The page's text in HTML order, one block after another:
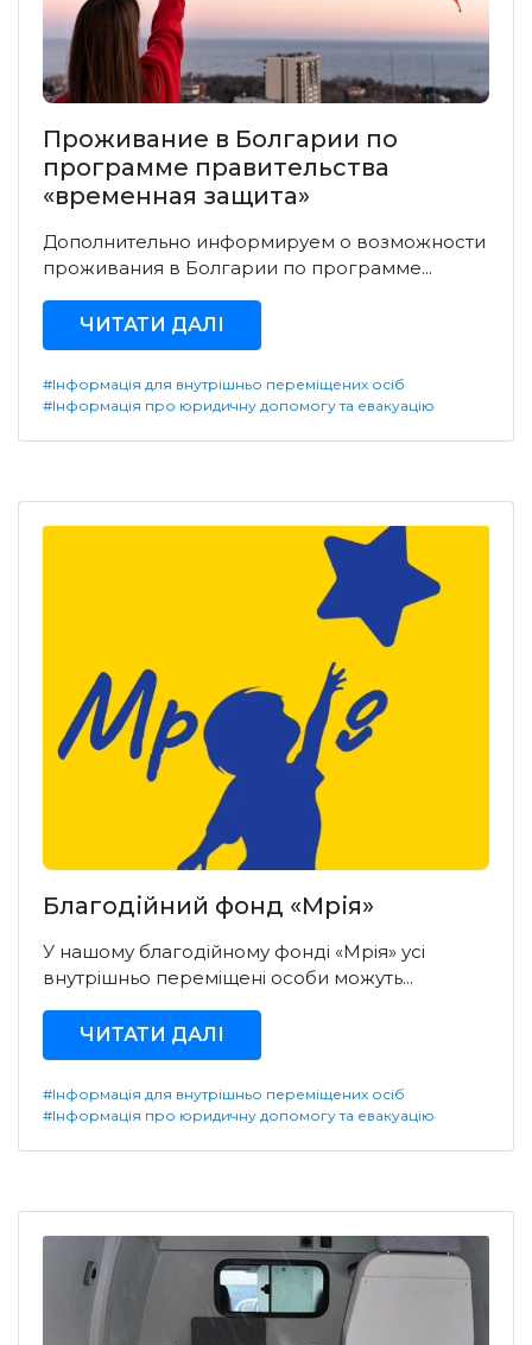
Проживание в Болгарии по
программе правительства
«временная защита»
Дополнительно информируем о возможности
проживания в Болгарии по программе...
ЧИТАТИ ДАЛІ
#Інформація для внутрішньо переміщених осіб
#Інформація про юридичну допомогу та евакуацію
Благодійний фонд «Мрія»
У нашому благодійному фонді «Мрія» усі
внутрішньо переміщені особи можуть...
ЧИТАТИ ДАЛІ
#Інформація для внутрішньо переміщених осіб
#Інформація про юридичну допомогу та евакуацію